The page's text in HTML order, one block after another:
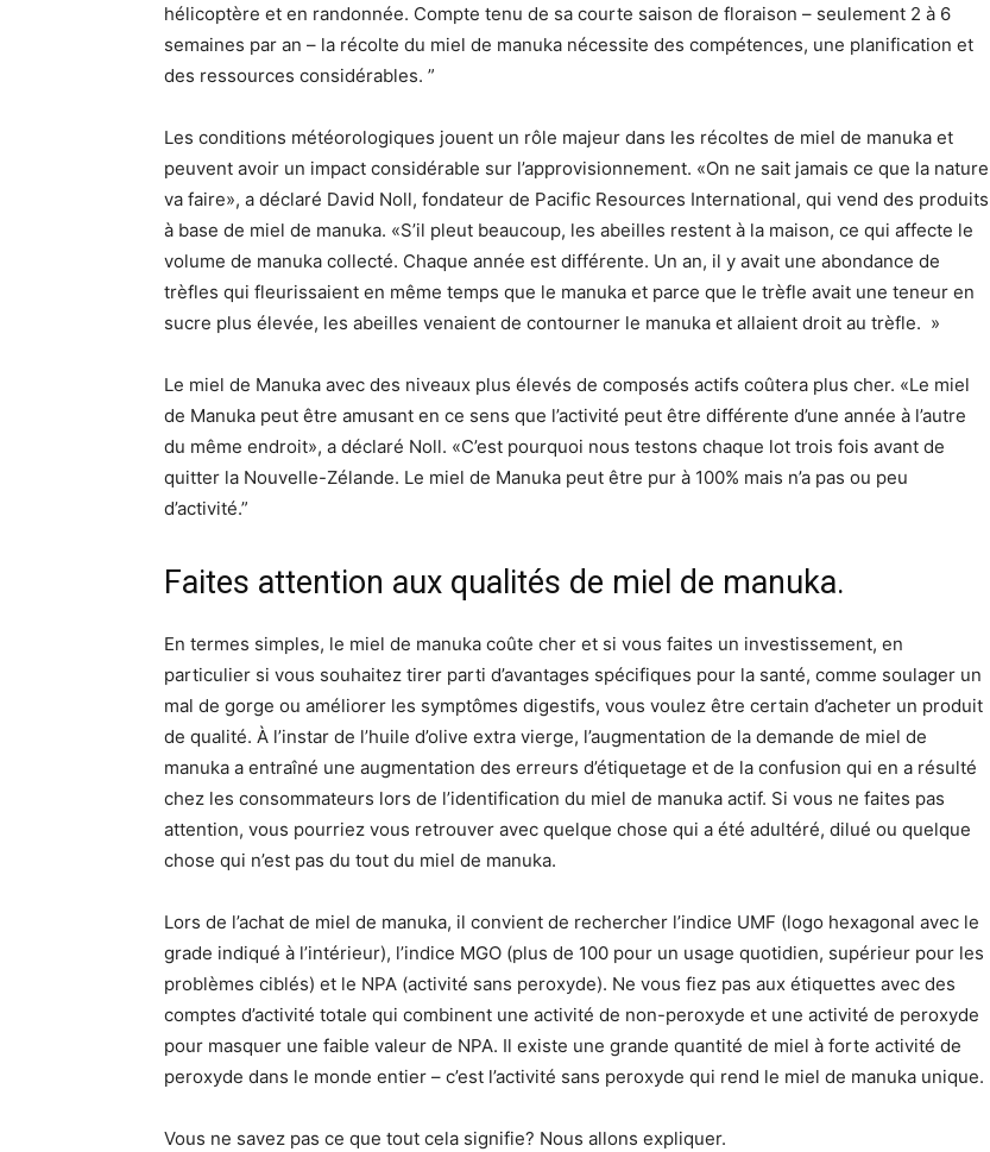
hélicoptère et en randonnée. Compte tenu de sa courte saison de floraison – seulement 2 à 6
semaines par an – la récolte du miel de manuka nécessite des compétences, une planification et
des ressources considérables. ”
Les conditions météorologiques jouent un rôle majeur dans les récoltes de miel de manuka et
peuvent avoir un impact considérable sur l’approvisionnement. «On ne sait jamais ce que la nature
va faire», a déclaré David Noll, fondateur de Pacific Resources International, qui vend des produits
à base de miel de manuka. «S’il pleut beaucoup, les abeilles restent à la maison, ce qui affecte le
volume de manuka collecté. Chaque année est différente. Un an, il y avait une abondance de
trèfles qui fleurissaient en même temps que le manuka et parce que le trèfle avait une teneur en
sucre plus élevée, les abeilles venaient de contourner le manuka et allaient droit au trèfle. »
Le miel de Manuka avec des niveaux plus élevés de composés actifs coûtera plus cher. «Le miel
de Manuka peut être amusant en ce sens que l’activité peut être différente d’une année à l’autre
du même endroit», a déclaré Noll. «C’est pourquoi nous testons chaque lot trois fois avant de
quitter la Nouvelle-Zélande. Le miel de Manuka peut être pur à 100% mais n’a pas ou peu
d’activité.”
Faites attention aux qualités de miel de manuka.
En termes simples, le miel de manuka coûte cher et si vous faites un investissement, en
particulier si vous souhaitez tirer parti d’avantages spécifiques pour la santé, comme soulager un
mal de gorge ou améliorer les symptômes digestifs, vous voulez être certain d’acheter un produit
de qualité. À l’instar de l’huile d’olive extra vierge, l’augmentation de la demande de miel de
manuka a entraîné une augmentation des erreurs d’étiquetage et de la confusion qui en a résulté
chez les consommateurs lors de l’identification du miel de manuka actif. Si vous ne faites pas
attention, vous pourriez vous retrouver avec quelque chose qui a été adultéré, dilué ou quelque
chose qui n’est pas du tout du miel de manuka.
Lors de l’achat de miel de manuka, il convient de rechercher l’indice UMF (logo hexagonal avec le
grade indiqué à l’intérieur), l’indice MGO (plus de 100 pour un usage quotidien, supérieur pour les
problèmes ciblés) et le NPA (activité sans peroxyde). Ne vous fiez pas aux étiquettes avec des
comptes d’activité totale qui combinent une activité de non-peroxyde et une activité de peroxyde
pour masquer une faible valeur de NPA. Il existe une grande quantité de miel à forte activité de
peroxyde dans le monde entier – c’est l’activité sans peroxyde qui rend le miel de manuka unique.
Vous ne savez pas ce que tout cela signifie? Nous allons expliquer.